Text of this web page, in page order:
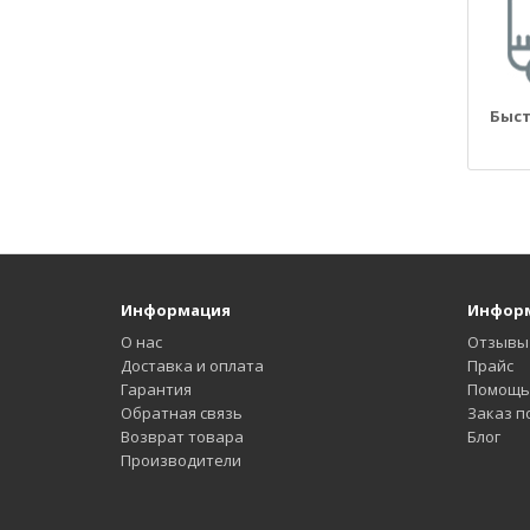
21230
21233
21236
2131
Информация
О нас
Доставка и оплата
Гарантия
Обратная связь
Возврат товара
Производители
Отзывы
Прайс
Помощь
Заказ
Блог